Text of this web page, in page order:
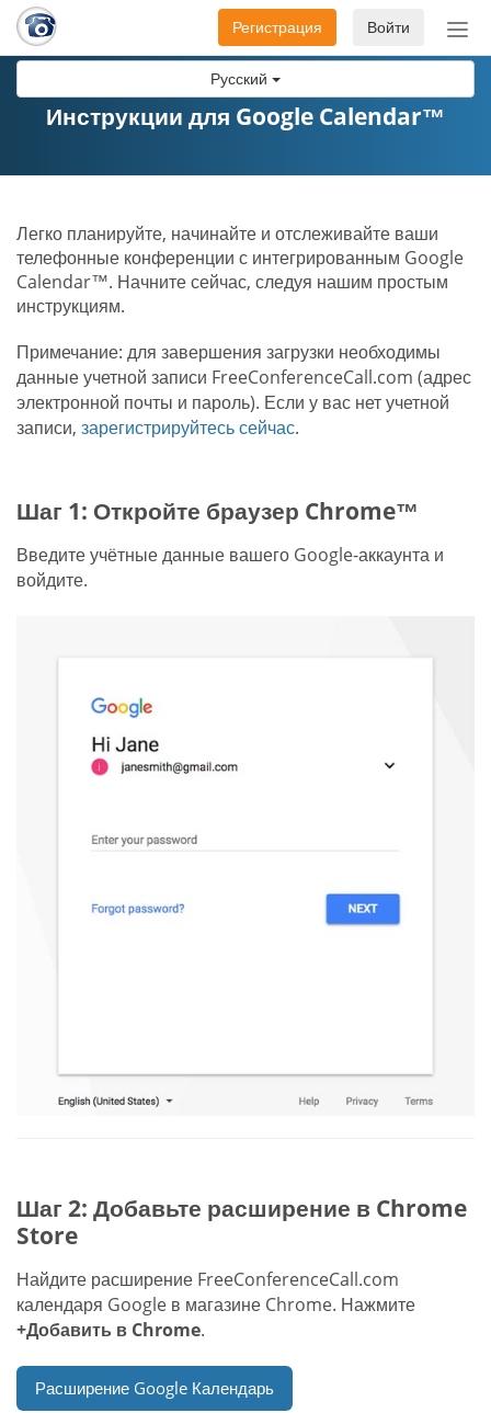
Русский
Войти
Регистрация
Инструкции для Google Calendar™
Легко планируйте, начинайте и отслеживайте ваши
телефонные конференции с интегрированным Google
Calendar™. Начните сейчас, следуя нашим простым
инструкциям.
Примечание: для завершения загрузки необходимы
данные учетной записи FreeConferenceCall.com (адрес
электронной почты и пароль). Если у вас нет учетной
записи, зарегистрируйтесь сейчас.
Шаг 1: Откройте браузер Chrome™
Введите учётные данные вашего Google-аккаунта и
войдите.
Шаг 2: Добавьте расширение в Chrome
Store
Найдите расширение FreeConferenceCall.com
календаря Google в магазине Chrome. Нажмите
+Добавить в Chrome.
Расширение Google Календарь